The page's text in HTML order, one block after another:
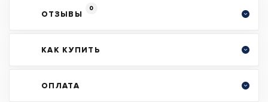
ОТЗЫВЫ
0
КАК КУПИТЬ
ОПЛАТА